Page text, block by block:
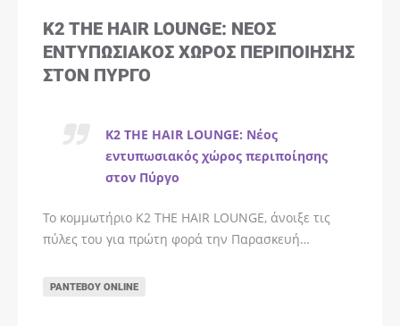
K2 THE HAIR LOUNGE: ΝΈΟΣ
ΕΝΤΥΠΩΣΙΑΚΌΣ ΧΏΡΟΣ ΠΕΡΙΠΟΊΗΣΗΣ
ΣΤΟΝ ΠΎΡΓΟ
K2 THE HAIR LOUNGE: Νέος
εντυπωσιακός χώρος περιποίησης
στον Πύργο
Το κομμωτήριο K2 THE HAIR LOUNGE, άνοιξε τις
πύλες του για πρώτη φορά την Παρασκευή…
ΡΑΝΤΕΒΟΎ ONLINE